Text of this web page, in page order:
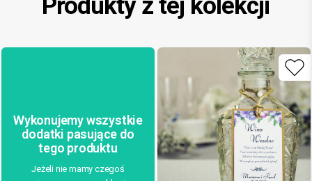
Produkty z tej kolekcji
Wykonujemy wszystkie
dodatki pasujące do
tego produktu
Jeżeli nie mamy czegoś